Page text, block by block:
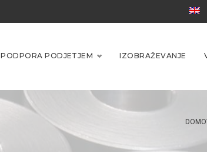
PODPORA PODJETJEM IZOBRAŽEVANJE